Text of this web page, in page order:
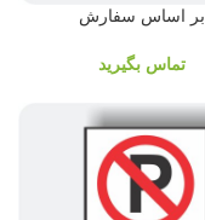
بر اساس سفارش
تماس بگیرید